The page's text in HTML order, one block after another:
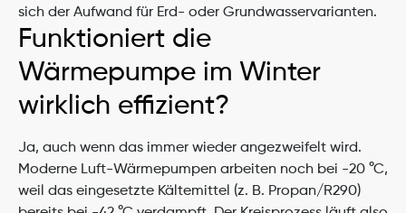
sich der Aufwand für Erd- oder Grundwasservarianten.
Funktioniert die
Wärmepumpe im Winter
wirklich effizient?
Ja, auch wenn das immer wieder angezweifelt wird.
Moderne Luft-Wärmepumpen arbeiten noch bei -20 °C,
weil das eingesetzte Kältemittel (z. B. Propan/R290)